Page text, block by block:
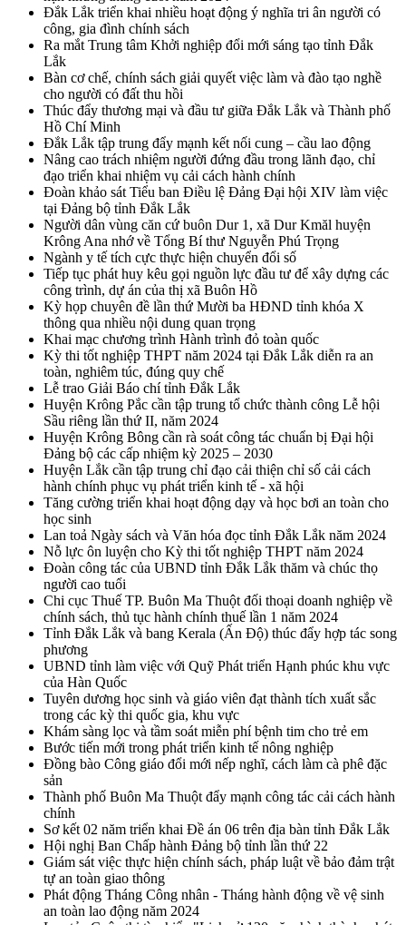
Đắk Lắk triển khai nhiều hoạt động ý nghĩa tri ân người có
công, gia đình chính sách
Ra mắt Trung tâm Khởi nghiệp đổi mới sáng tạo tỉnh Đắk
Lắk
Bàn cơ chế, chính sách giải quyết việc làm và đào tạo nghề
cho người có đất thu hồi
Thúc đẩy thương mại và đầu tư giữa Đắk Lắk và Thành phố
Hồ Chí Minh
Đắk Lắk tập trung đẩy mạnh kết nối cung – cầu lao động
Nâng cao trách nhiệm người đứng đầu trong lãnh đạo, chỉ
đạo triển khai nhiệm vụ cải cách hành chính
Đoàn khảo sát Tiểu ban Điều lệ Đảng Đại hội XIV làm việc
tại Đảng bộ tỉnh Đắk Lắk
Người dân vùng căn cứ buôn Dur 1, xã Dur Kmăl huyện
Krông Ana nhớ về Tổng Bí thư Nguyễn Phú Trọng
Ngành y tế tích cực thực hiện chuyển đổi số
Tiếp tục phát huy kêu gọi nguồn lực đầu tư để xây dựng các
công trình, dự án của thị xã Buôn Hồ
Kỳ họp chuyên đề lần thứ Mười ba HĐND tỉnh khóa X
thông qua nhiều nội dung quan trọng
Khai mạc chương trình Hành trình đỏ toàn quốc
Kỳ thi tốt nghiệp THPT năm 2024 tại Đắk Lắk diễn ra an
toàn, nghiêm túc, đúng quy chế
Lễ trao Giải Báo chí tỉnh Đắk Lắk
Huyện Krông Pắc cần tập trung tổ chức thành công Lễ hội
Sầu riêng lần thứ II, năm 2024
Huyện Krông Bông cần rà soát công tác chuẩn bị Đại hội
Đảng bộ các cấp nhiệm kỳ 2025 – 2030
Huyện Lắk cần tập trung chỉ đạo cải thiện chỉ số cải cách
hành chính phục vụ phát triển kinh tế - xã hội
Tăng cường triển khai hoạt động dạy và học bơi an toàn cho
học sinh
Lan toả Ngày sách và Văn hóa đọc tỉnh Đắk Lắk năm 2024
Nỗ lực ôn luyện cho Kỳ thi tốt nghiệp THPT năm 2024
Đoàn công tác của UBND tỉnh Đắk Lắk thăm và chúc thọ
người cao tuổi
Chi cục Thuế TP. Buôn Ma Thuột đối thoại doanh nghiệp về
chính sách, thủ tục hành chính thuế lần 1 năm 2024
Tỉnh Đắk Lắk và bang Kerala (Ấn Độ) thúc đẩy hợp tác song
phương
UBND tỉnh làm việc với Quỹ Phát triển Hạnh phúc khu vực
của Hàn Quốc
Tuyên dương học sinh và giáo viên đạt thành tích xuất sắc
trong các kỳ thi quốc gia, khu vực
Khám sàng lọc và tầm soát miễn phí bệnh tim cho trẻ em
Bước tiến mới trong phát triển kinh tế nông nghiệp
Đồng bào Công giáo đổi mới nếp nghĩ, cách làm cà phê đặc
sản
Thành phố Buôn Ma Thuột đẩy mạnh công tác cải cách hành
chính
Sơ kết 02 năm triển khai Đề án 06 trên địa bàn tỉnh Đắk Lắk
Hội nghị Ban Chấp hành Đảng bộ tỉnh lần thứ 22
Giám sát việc thực hiện chính sách, pháp luật về bảo đảm trật
tự an toàn giao thông
Phát động Tháng Công nhân - Tháng hành động về vệ sinh
an toàn lao động năm 2024